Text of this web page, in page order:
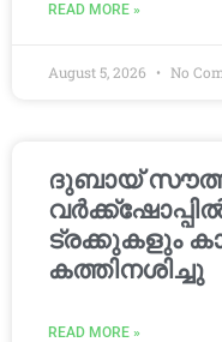
READ MORE »
August 5, 2026 No
ദുബായ്
ട്രക്കുകളും
കത്തിനശിച്ചു
READ MORE »